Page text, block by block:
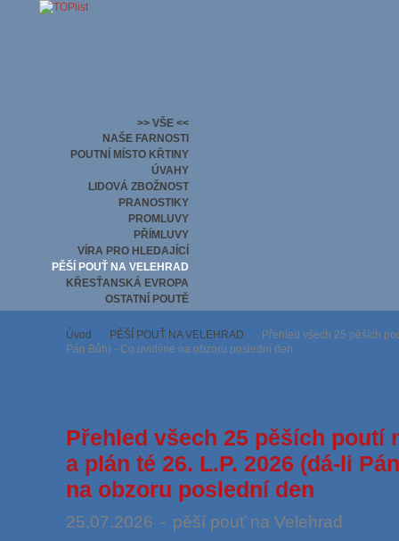
>> VŠE <<
NAŠE FARNOSTI
POUTNÍ MÍSTO KŘTINY
ÚVAHY
LIDOVÁ ZBOŽNOST
PRANOSTIKY
PROMLUVY
PŘÍMLUVY
VÍRA PRO HLEDAJÍCÍ
PĚŠÍ POUŤ NA VELEHRAD
KŘESŤANSKÁ EVROPA
OSTATNÍ POUTĚ
Úvod PĚŠÍ POUŤ NA VELEHRAD
Přehled všech 25 pěších
Pán Bůh) - Co uvidíme na obzoru poslední den
Přehled všech 25 pěších poutí
a plán té 26. L.P. 2026 (dá-li
na obzoru poslední den
25.07.2026 - pěší pouť na Velehrad